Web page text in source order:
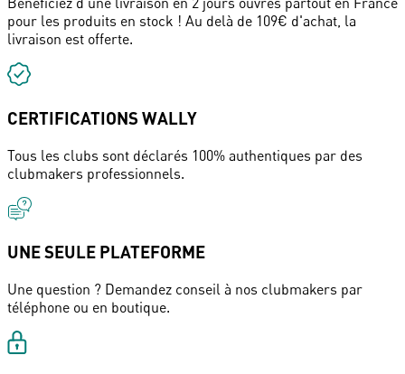
pour les produits en stock ! Au delà de 109€ d'achat, la
livraison est offerte.
CERTIFICATIONS WALLY
Tous les clubs sont déclarés 100% authentiques par des
clubmakers professionnels.
UNE SEULE PLATEFORME
Une question ? Demandez conseil à nos clubmakers par
téléphone ou en boutique.